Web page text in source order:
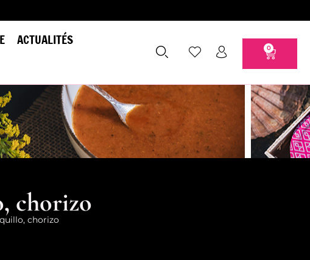
ACTUALITÉS
0
chorizo
chorizo